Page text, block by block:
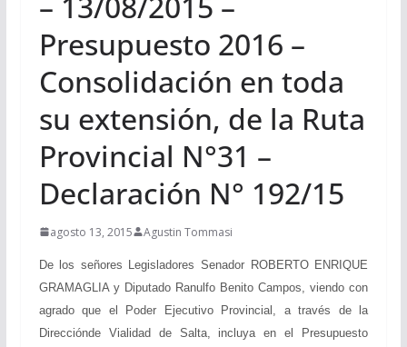
Presupuesto 2016 –
Consolidación en toda
su extensión, de la Ruta
Provincial N°31 –
Declaración N° 192/15
agosto 13, 2015 Agustin Tommasi
De los señores Legisladores Senador ROBERTO ENRIQUE
GRAMAGLIA y Diputado Ranulfo Benito Campos, viendo con
agrado que el Poder Ejecutivo Provincial, a través de la
Direcciónde Vialidad de Salta, incluya en el Presupuesto